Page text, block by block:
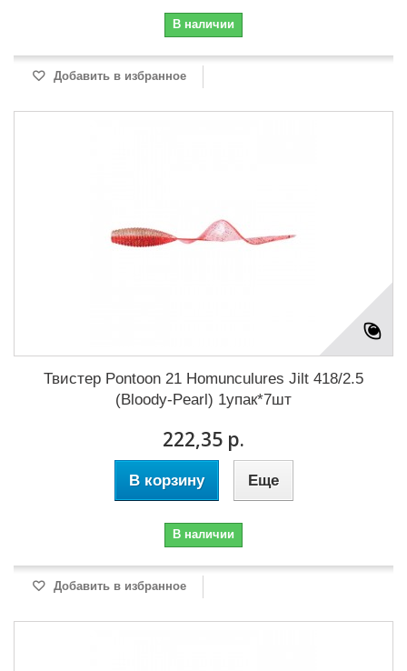
В наличии
Добавить в избранное
Твистер Pontoon 21 Homunculures Jilt 418/2.5
(Bloody-Pearl) 1упак*7шт
222,35 р.
В корзину Еще
В наличии
Добавить в избранное